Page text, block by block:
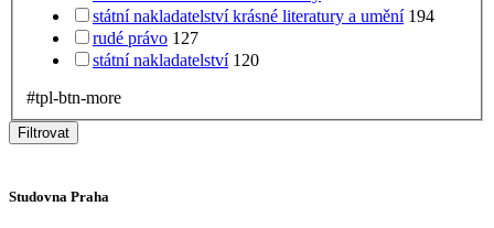
státní nakladatelství krásné literatury a umění 194
rudé právo 127
státní nakladatelství 120
#tpl-btn-more
Filtrovat
Studovna Praha